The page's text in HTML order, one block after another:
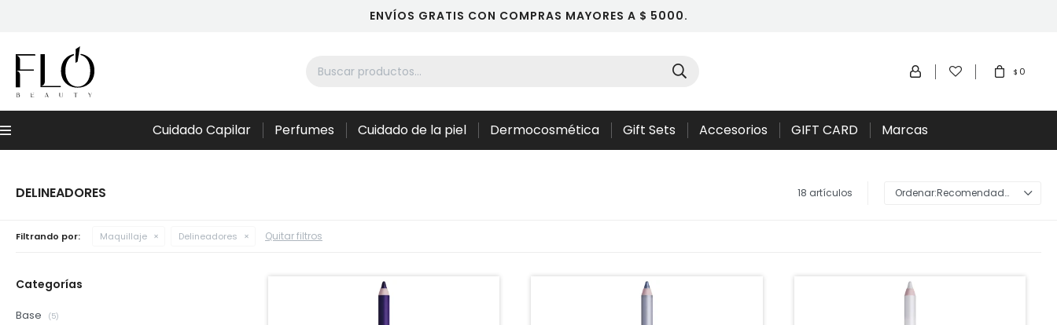
ENVÍOS GRATIS CON COMPRAS MAYORES A $ 5000.
Menú Cuidado Capilar Perfumes Cuidado de la piel Dermocosmética Gift Sets Accesorios GIFT CARD Marcas
$ 0
DELINEADORES 18 artículos Recomendados
Filtrando por: Maquillaje Delineadores Quitar filtros
Categorías
Base (5)